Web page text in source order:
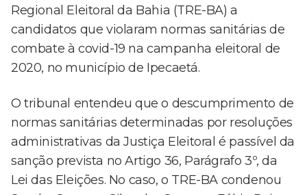
Regional Eleitoral da Bahia (TRE-BA) a
candidatos que violaram normas sanitárias de
combate à covid-19 na campanha eleitoral de
2020, no município de Ipecaetá.
O tribunal entendeu que o descumprimento de
normas sanitárias determinadas por resoluções
administrativas da Justiça Eleitoral é passível da
sanção prevista no Artigo 36, Parágrafo 3º, da
Lei das Eleições. No caso, o TRE-BA condenou